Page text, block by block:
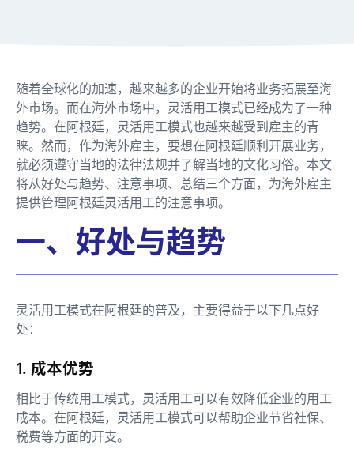
随着全球化的加速，越来越多的企业开始将业务拓展至海
外市场。而在海外市场中，灵活用工模式已经成为了一种
趋势。在阿根廷，灵活用工模式也越来越受到雇主的青
睐。然而，作为海外雇主，要想在阿根廷顺利开展业务，
就必须遵守当地的法律法规并了解当地的文化习俗。本文
将从好处与趋势、注意事项、总结三个方面，为海外雇主
提供管理阿根廷灵活用工的注意事项。
一、好处与趋势
灵活用工模式在阿根廷的普及，主要得益于以下几点好
处：
1. 成本优势
相比于传统用工模式，灵活用工可以有效降低企业的用工
成本。在阿根廷，灵活用工模式可以帮助企业节省社保、
税费等方面的开支。